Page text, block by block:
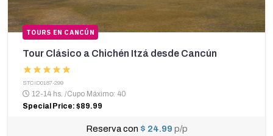
TOURS EN CANCÚN
Tour Clásico a Chichén Itzá desde Cancún
STCID0187-299
12-14 hs. /Cupo Máximo: 40
Special Price: $89.99
Reserva con $ 24.99 p/p